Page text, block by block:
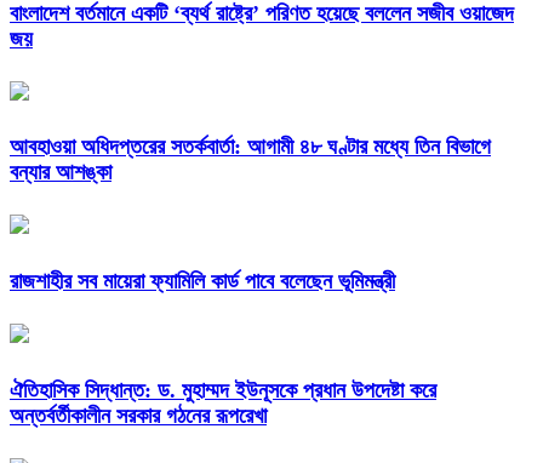
বাংলাদেশ বর্তমানে একটি ‘ব্যর্থ রাষ্ট্রে’ পরিণত হয়েছে বললেন সজীব ওয়াজেদ
জয়
আবহাওয়া অধিদপ্তরের সতর্কবার্তা: আগামী ৪৮ ঘণ্টার মধ্যে তিন বিভাগে
বন্যার আশঙ্কা
রাজশাহীর সব মায়েরা ফ্যামিলি কার্ড পাবে বলেছেন ভূমিমন্ত্রী
ঐতিহাসিক সিদ্ধান্ত: ড. মুহাম্মদ ইউনূসকে প্রধান উপদেষ্টা করে
অন্তর্বর্তীকালীন সরকার গঠনের রূপরেখা